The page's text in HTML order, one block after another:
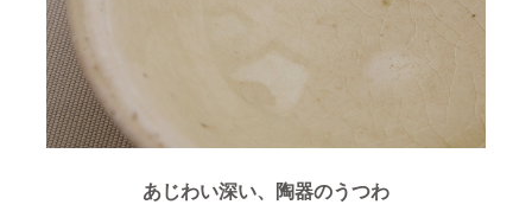
あじわい深い、陶器のうつわ